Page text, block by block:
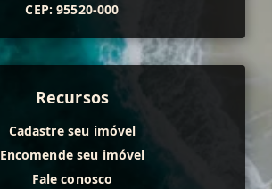
CEP: 95520-000
Recursos
Cadastre seu imóvel
Encomende seu imóvel
Fale conosco